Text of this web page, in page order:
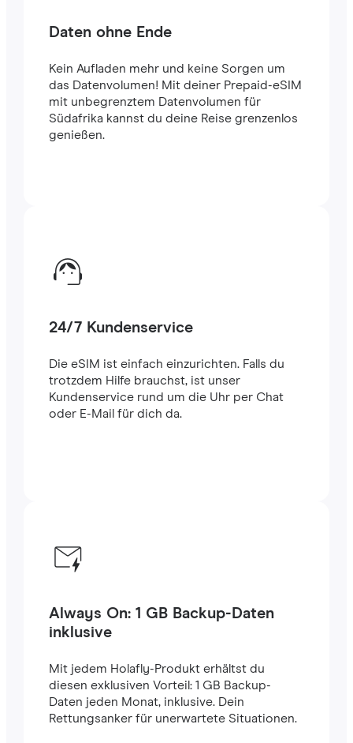
Daten ohne Ende
Kein Aufladen mehr und keine Sorgen um
das Datenvolumen! Mit deiner Prepaid-eSIM
mit unbegrenztem Datenvolumen für
Südafrika kannst du deine Reise grenzenlos
genießen.
24/7 Kundenservice
Die eSIM ist einfach einzurichten. Falls du
trotzdem Hilfe brauchst, ist unser
Kundenservice rund um die Uhr per Chat
oder E-Mail für dich da.
Always On: 1 GB Backup-Daten
inklusive
Mit jedem Holafly-Produkt erhältst du
diesen exklusiven Vorteil: 1 GB Backup-
Daten jeden Monat, inklusive. Dein
Rettungsanker für unerwartete Situationen.